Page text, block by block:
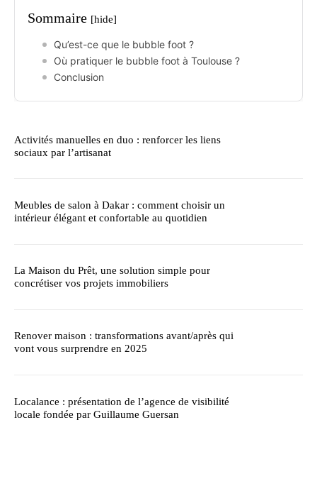
Sommaire [hide]
Qu’est-ce que le bubble foot ?
Où pratiquer le bubble foot à Toulouse ?
Conclusion
Activités manuelles en duo : renforcer les liens
sociaux par l’artisanat
Meubles de salon à Dakar : comment choisir un
intérieur élégant et confortable au quotidien
La Maison du Prêt, une solution simple pour
concrétiser vos projets immobiliers
Renover maison : transformations avant/après qui
vont vous surprendre en 2025
Localance : présentation de l’agence de visibilité
locale fondée par Guillaume Guersan